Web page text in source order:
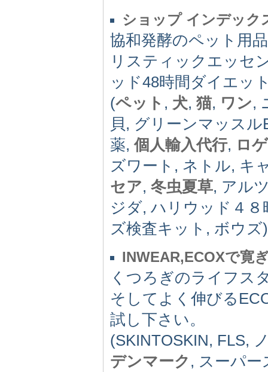
ショップ インデック
協和発酵のペット用
リスティックエッセ
ッド48時間ダイエッ
(ペット , 犬, 猫, ワン,
貝, グリーンマッス
薬,個人輸入代行, ロ
ズワート, ネトル, キ
セア, 冬虫夏草, アル
ジダ, ハリウッド４
ズ検査キット, ボウズ)
INWEAR,ECOXで寛
くつろぎのライフス
そしてよく伸びる
試し下さい。
(SKINTOSKIN, FLS,
デンマーク , スーパ